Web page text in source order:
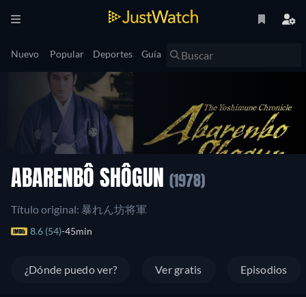
Nuevo Popular Deportes Guía
ABARENBÔ SHÔGUN (1978)
Título original: 暴れん坊将軍
8.6 (54) 45min
¿Dónde puedo ver? Ver gratis Episodios